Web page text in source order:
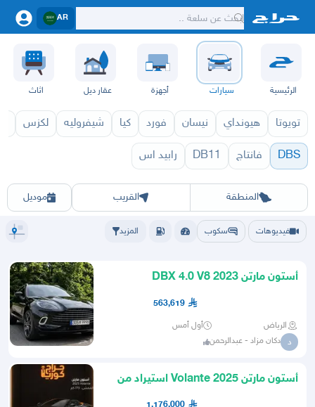
AR
الرئيسية سيارات أجهزة عقار ديل اثاث
تويوتا هيونداي نيسان فورد كيا شيفروليه لكزس
DBS فانتاج DB11 رابيد اس
المنطقة
الرياض الشرقيه المدينة الطايف القصيمحائل أبها الباحة
القريب موديل
DBS 1970
فيديوهات سكوب المزيد
أستون مارتن DBX 4.0 V8 2023
563,619
الرياض أول أمس
د دكان مزاد - عبدالرحمن
أستون مارتن Volante 2025 استيراد من